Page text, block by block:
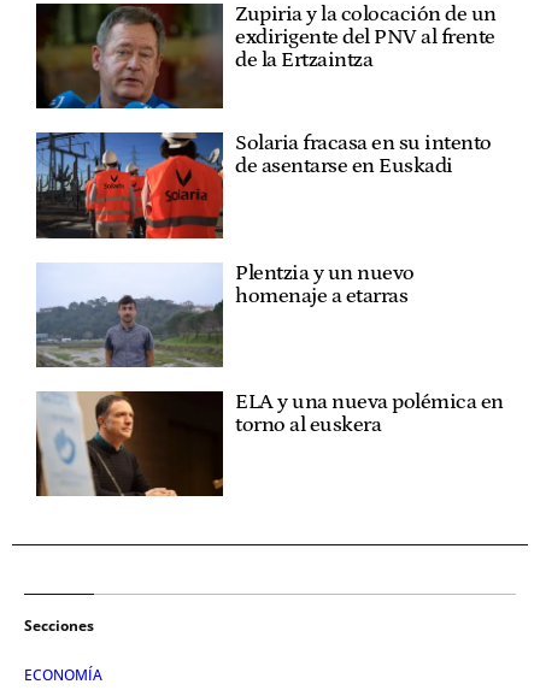
Zupiria y la colocación de un
exdirigente del PNV al frente
de la Ertzaintza
Solaria fracasa en su intento
de asentarse en Euskadi
Plentzia y un nuevo
homenaje a etarras
ELA y una nueva polémica en
torno al euskera
Secciones
ECONOMÍA